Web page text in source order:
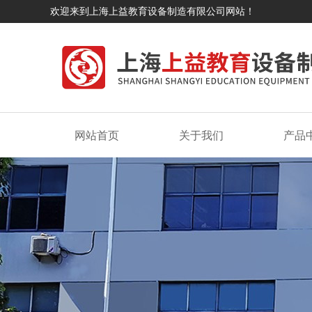
欢迎来到上海上益教育设备制造有限公司网站！
网站首页 关于我们 产品